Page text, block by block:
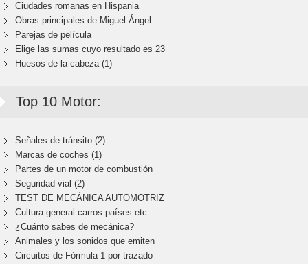
Ciudades romanas en Hispania
Obras principales de Miguel Ángel
Parejas de película
Elige las sumas cuyo resultado es 23
Huesos de la cabeza (1)
Top 10 Motor:
Señales de tránsito (2)
Marcas de coches (1)
Partes de un motor de combustión
Seguridad vial (2)
TEST DE MECÁNICA AUTOMOTRIZ
Cultura general carros países etc
¿Cuánto sabes de mecánica?
Animales y los sonidos que emiten
Circuitos de Fórmula 1 por trazado